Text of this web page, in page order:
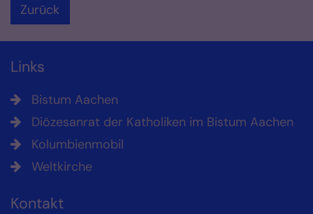
Zurück
Links
Bistum Aachen
Diözesanrat der Katholiken im Bistum Aachen
Kolumbienmobil
Weltkirche
Kontakt